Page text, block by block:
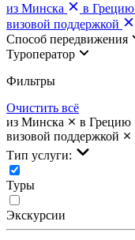
из Минска
в Грецию
визовой поддержкой
Cпособ передвижения
Туроператор
Фильтры
Очистить всё
из Минска
в Грецию
визовой поддержкой
Тип услуги:
Туры
Экскурсии